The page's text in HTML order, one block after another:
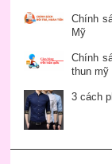
Chính
Mỹ
Chính
thun mỹ
3 cách